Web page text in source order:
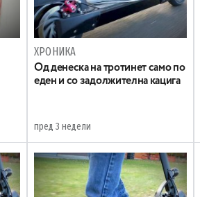
ХРОНИКА
Oд денеска на тротинет само по
еден и со задолжителна кацига
пред 3 недели